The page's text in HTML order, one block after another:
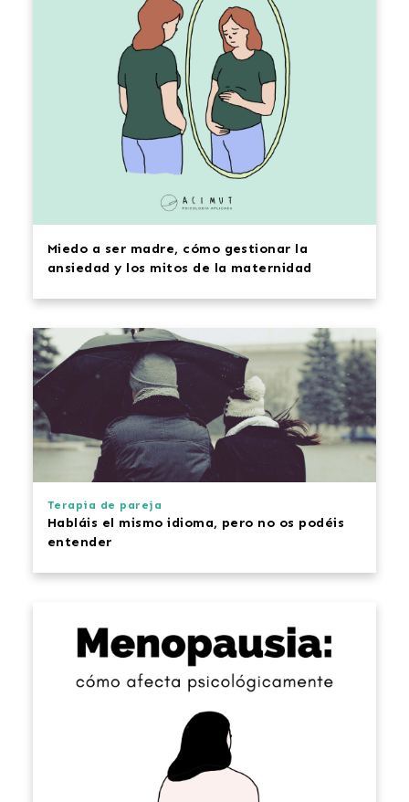
Miedo a ser madre, cómo gestionar la
ansiedad y los mitos de la maternidad
Terapia de pareja
Habláis el mismo idioma, pero no os podéis
entender